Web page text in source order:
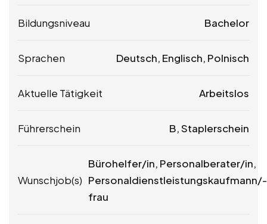
Bildungsniveau Bachelor
Sprachen Deutsch, Englisch, Polnisch
Aktuelle Tätigkeit Arbeitslos
Führerschein B, Staplerschein
Wunschjob(s)
Bürohelfer/in, Personalberater/in,
Personaldienstleistungskaufmann/-
frau